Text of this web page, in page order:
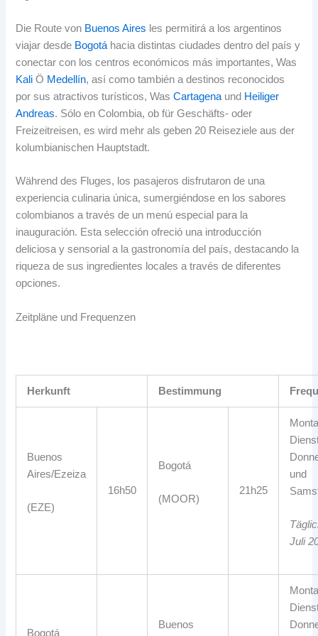
Die Route von Buenos Aires les permitirá a los argentinos
viajar desde Bogotá hacia distintas ciudades dentro del país y
conectar con los centros económicos más importantes, Was
Kali Ö Medellín,así como también a destinos reconocidos
por sus atractivos turísticos, WasCartagena und Heiliger
Andreas. Sólo en Colombia, ob für Geschäfts- oder
Freizeitreisen, es wird mehr als geben 20 Reiseziele aus der
kolumbianischen Hauptstadt.
Während des Fluges, los pasajeros disfrutaron de una
experiencia culinaria única,sumergiéndose en los sabores
colombianos a través de un menú especial para la
inauguración. Esta selección ofreció una introducción
deliciosa y sensorial a la gastronomía del país,destacando la
riqueza de sus ingredientes locales a través de diferentes
opciones.
Zeitpläne und Frequenzen
Herkunft Bestimmung
Buenos
Aires/Ezeiza
(EZE)
16h50
Bogotá
(MOOR)
21h25
und
Juli
Bogotá
Buenos